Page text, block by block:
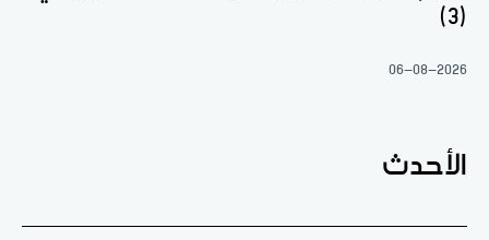
(3)
06-08-2026
الأحدث